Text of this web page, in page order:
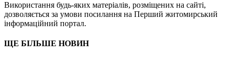
Використання будь-яких матеріалів, розміщених на сайті,
дозволяється за умови посилання на Перший житомирський
інформаційний портал.
ЩЕ БІЛЬШЕ НОВИН